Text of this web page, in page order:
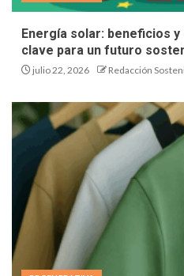
Energía solar: beneficios
clave para un futuro
julio 22, 2026 Redacción